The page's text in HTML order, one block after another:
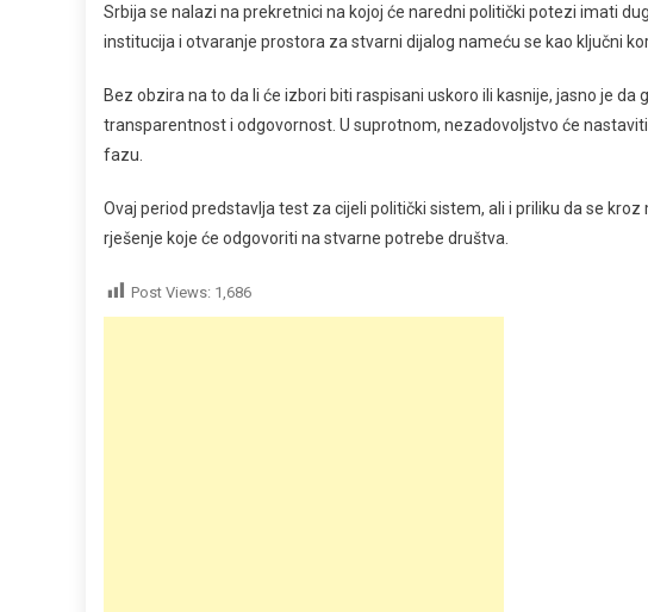
Srbija se nalazi na prekretnici na kojoj će naredni politički potezi imati
institucija i otvaranje prostora za stvarni dijalog nameću se kao ključni
Bez obzira na to da li će izbori biti raspisani uskoro ili kasnije, jasno je
transparentnost i odgovornost. U suprotnom, nezadovoljstvo će
fazu.
Ovaj period predstavlja test za cijeli politički sistem, ali i priliku da se
rješenje koje će odgovoriti na stvarne potrebe društva.
Post Views: 1,686